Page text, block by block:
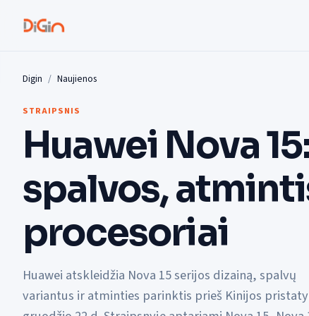
Digin Naujienos
STRAIPSNIS
Huawei Nova
spalvos,
procesoriai
Huawei atskleidžia Nova 15 serijos dizainą, spalvų
variantus ir atminties parinktis prieš Kinijos